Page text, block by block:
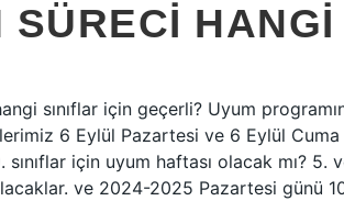
SÜRECI
sınıflar için geçerli? Uyum
6 Eylül Pazartesi ve 6 Eylül
sınıflar için uyum haftası olacak mı?
ve 2024-2025 Pazartesi günü